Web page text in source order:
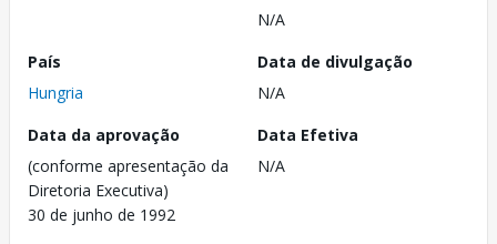
N/A
País
Hungria
Data de divulgação
N/A
Data da aprovação
(conforme apresentação da
Diretoria Executiva)
30 de junho de 1992
Data Efetiva
N/A